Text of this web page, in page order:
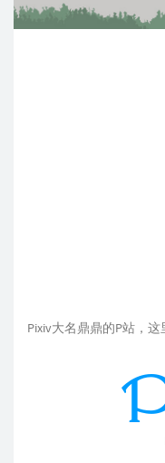
Pixiv大名鼎鼎的P站，